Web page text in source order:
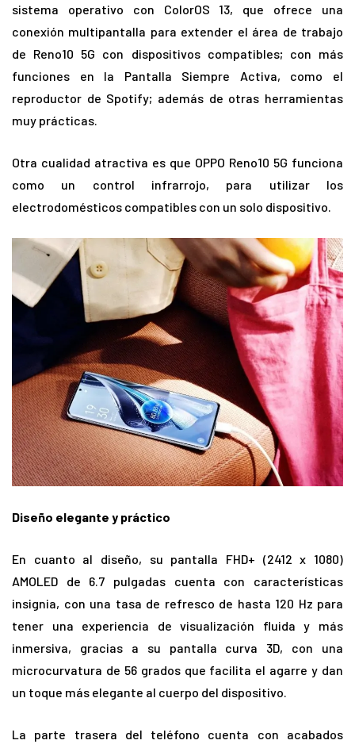
sistema operativo con ColorOS 13, que ofrece una
conexión multipantalla para extender el área de trabajo
de Reno10 5G con dispositivos compatibles; con más
funciones en la Pantalla Siempre Activa, como el
reproductor de Spotify; además de otras herramientas
muy prácticas.
Otra cualidad atractiva es que OPPO Reno10 5G funciona
como un control infrarrojo, para utilizar los
electrodomésticos compatibles con un solo dispositivo.
Diseño elegante y práctico
En cuanto al diseño, su pantalla FHD+ (2412 x 1080)
AMOLED de 6.7 pulgadas cuenta con características
insignia, con una tasa de refresco de hasta 120 Hz para
tener una experiencia de visualización fluida y más
inmersiva, gracias a su pantalla curva 3D, con una
microcurvatura de 56 grados que facilita el agarre y dan
un toque más elegante al cuerpo del dispositivo.
La parte trasera del teléfono cuenta con acabados